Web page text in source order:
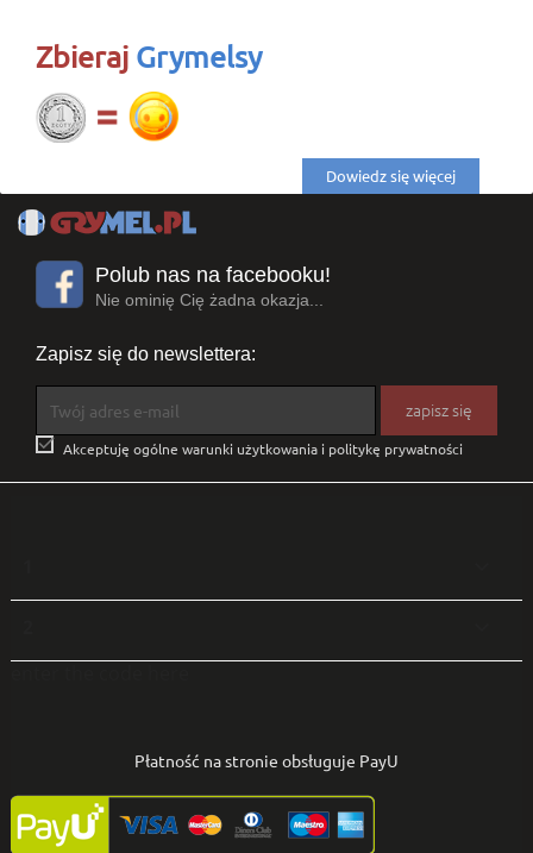
Zbieraj Grymelsy
Dowiedz się więcej
Polub nas na facebooku!
Nie ominię Cię żadna okazja...
Zapisz się do newslettera:
 Akceptuję ogólne warunki użytkowania i politykę prywatności
Płatność na stronie obsługuje PayU